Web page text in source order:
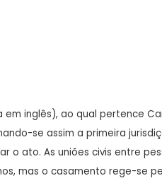
em inglês), ao qual pertence
se assim a primeira
o ato. As uniões civis entre
mas o casamento rege-se